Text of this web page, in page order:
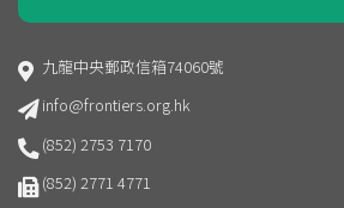
九龍中央郵政信箱74060號
info@frontiers.org.hk
(852) 2753 7170
(852) 2771 4771